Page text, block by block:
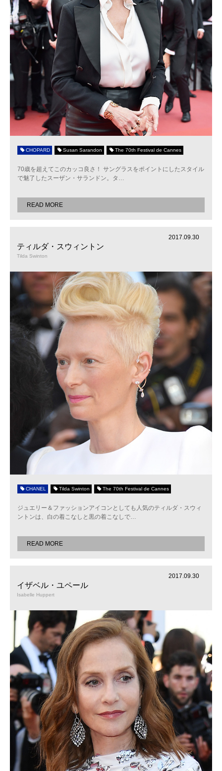
CHOPARD Susan Sarandon The 70th Festival de Cannes
70歳を超えてこのカッコ良さ！ サングラスをポイントにしたスタイル
で魅了したスーザン・サランドン。タ …
READ MORE
ティルダ・スウィントン
Tilda Swinton
2017.09.30
CHANEL Tilda Swinton The 70th Festival de Cannes
ジュエリー＆ファッションアイコンとしても人気のティルダ・スウィ
ントンは、白の着こなしと黒の着こなしで…
READ MORE
イザベル・ユペール
Isabelle Huppert
2017.09.30